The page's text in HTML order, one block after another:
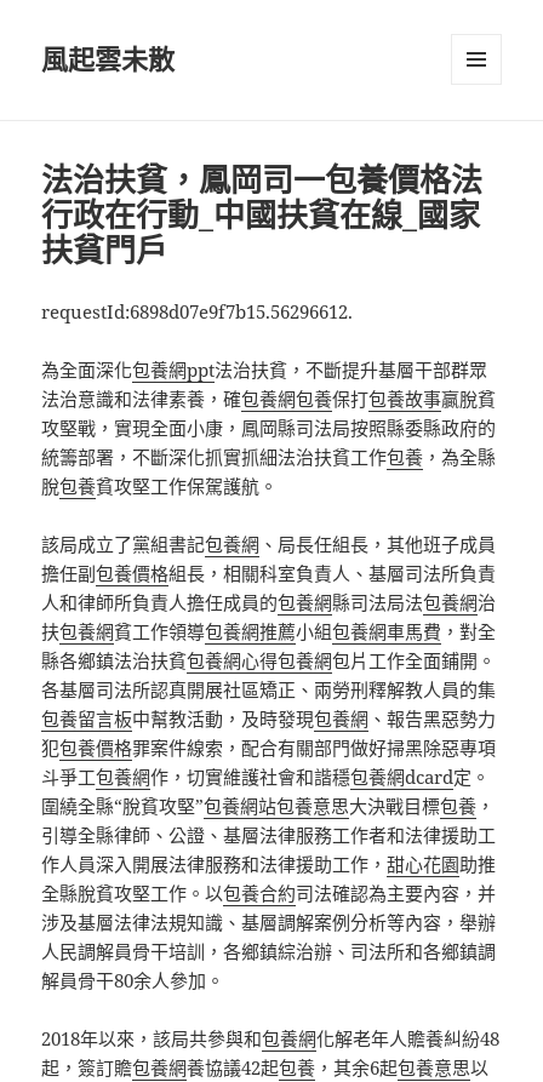
風起雲未散
法治扶貧，鳳岡司一包養價格法
行政在行動_中國扶貧在線_國家
扶貧門戶
requestId:6898d07e9f7b15.56296612.
為全面深化包養網ppt法治扶貧，不斷提升基層干部群眾
法治意識和法律素養，確包養網包養保打包養故事贏脫貧
攻堅戰，實現全面小康，鳳岡縣司法局按照縣委縣政府的
統籌部署，不斷深化抓實抓細法治扶貧工作包養 ，為全縣
脫包養貧攻堅工作保駕護航。
該局成立了黨組書記包養網 、局長任組長，其他班子成員
擔任副包養價格組長，相關科室負責人、基層司法所負責
人和律師所負責人擔任成員的包養網縣司法局法包養網治
扶包養網貧工作領導包養網推薦小組包養網車馬費 ，對全
縣各鄉鎮法治扶貧包養網心得包養網包片工作全面鋪開。
各基層司法所認真開展社區矯正、兩勞刑釋解教人員的集
包養留言板中幫教活動，及時發現包養網 、報告黑惡勢力
犯包養價格罪案件線索，配合有關部門做好掃黑除惡專項
斗爭工包養網作，切實維護社會和諧穩包養網dcard定。
圍繞全縣“脫貧攻堅”包養網站包養意思大決戰目標包養 ，
引導全縣律師、公證、基層法律服務工作者和法律援助工
作人員深入開展法律服務和法律援助工作，甜心花園助推
全縣脫貧攻堅工作。以包養合約司法確認為主要內容，并
涉及基層法律法規知識、基層調解案例分析等內容，舉辦
人民調解員骨干培訓，各鄉鎮綜治辦、司法所和各鄉鎮調
解員骨干80余人參加。
2018年以來，該局共參與和包養網化解老年人贍養糾紛48
起，簽訂贍包養網養協議42起包養 ，其余6起包養意思以